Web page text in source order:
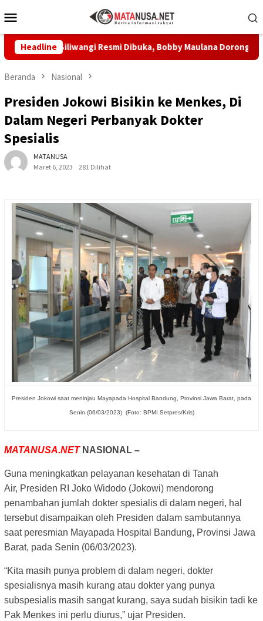
ke
Mobile
Headline
Siliwangi Resmi Dibuka, Bobby Maulana Dorong Wisata
Beranda Nasional
Presiden Jokowi Bisikin ke Menkes, Di
Dalam Negeri Perbanyak Dokter
Spesialis
MATANUSA
Maret 6, 2023
281 Dilihat
Presiden Jokowi saat meninjau Mayapada Hospital Bandung, Provinsi Jawa Barat, pada
Senin (06/03/2023). (Foto: BPMI Setpres/Kris)
MATANUSA.NETNASIONAL –
Guna meningkatkan pelayanan kesehatan di Tanah
Air, Presiden RI Joko Widodo (Jokowi) mendorong
penambahan jumlah dokter spesialis di dalam negeri, hal
tersebut disampaikan oleh Presiden dalam sambutannya
saat peresmian Mayapada Hospital Bandung, Provinsi Jawa
Barat, pada Senin (06/03/2023).
“Kita masih punya problem di dalam negeri, dokter
spesialisnya masih kurang atau dokter yang punya
subspesialis masih sangat kurang, saya sudah bisikin tadi ke
Pak Menkes ini perlu diurus,” ujar Presiden.